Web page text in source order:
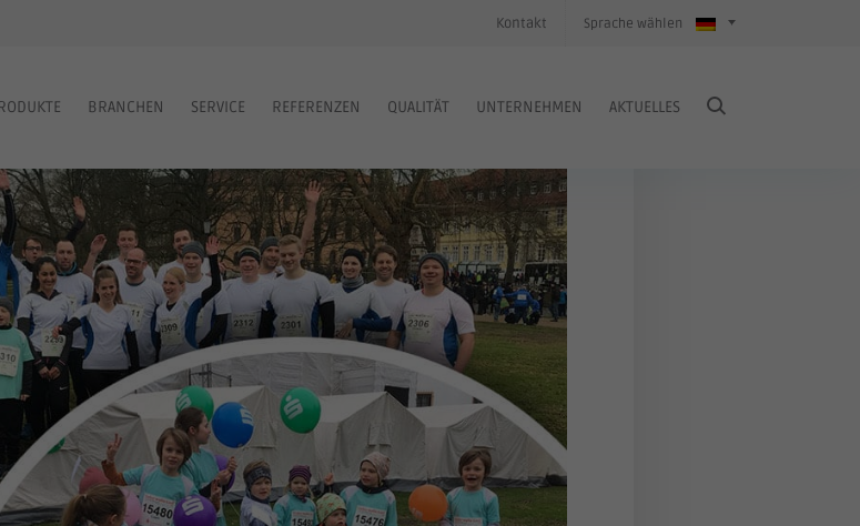
Sprache wählen
Kontakt
BRANCHEN SERVICE REFERENZEN QUALITÄT UNTERNEHMEN AKTUELLES